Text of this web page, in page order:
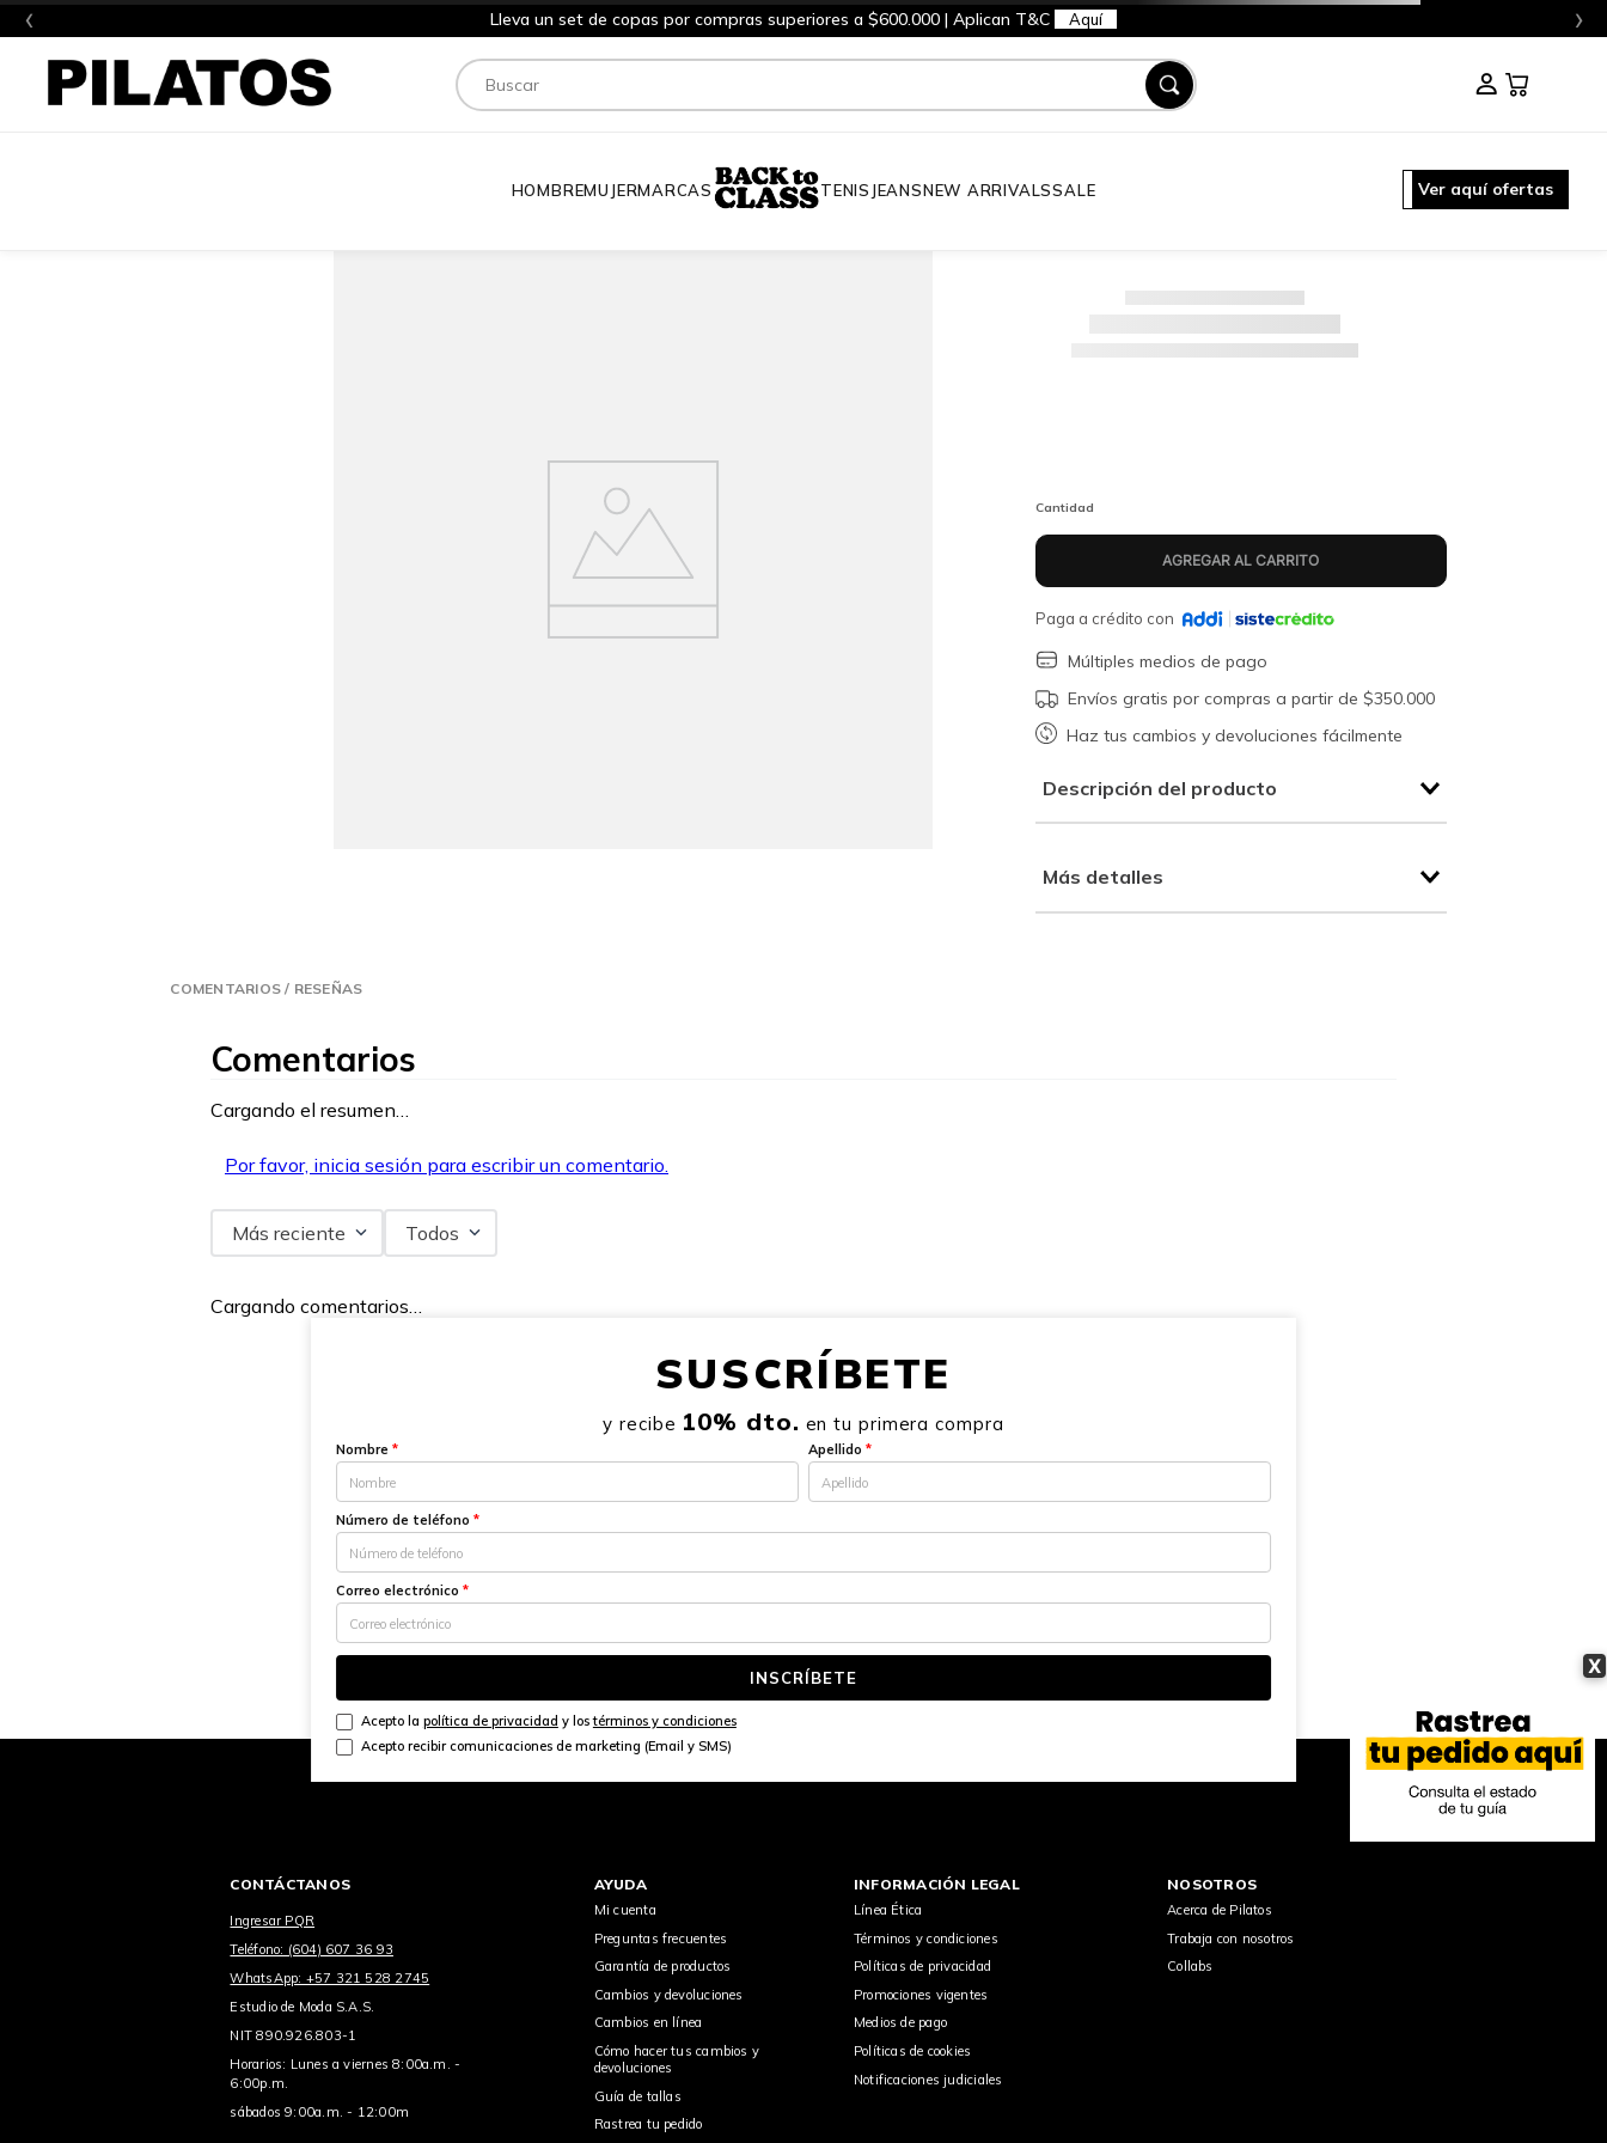
‹ Lleva un set de copas por compras superiores a $600.000 | Aplican T&C Aquí ›
Buscar
HOMBREMUJERMARCAS TENIS JEANSNEW ARRIVALSSALE Ver aquí ofertas
X
Cantidad
Paga a crédito con
Múltiples medios de pago
Envíos gratis por compras a partir de $350.000
Haz tus cambios y devoluciones fácilmente
Descripción del producto
Más detalles
COMENTARIOS / RESEÑAS
Comentarios
Cargando el resumen…
Por favor, inicia sesión para escribir un comentario.
Más reciente Todos
Cargando comentarios…
SUSCRÍBETE
y recibe 10% dto. en tu primera compra
Nombre * Apellido *
Número de teléfono *
Correo electrónico *
INSCRÍBETE
Acepto la política de privacidad y lostérminos y condiciones
Acepto recibir comunicaciones de marketing (Email y SMS)
CONTÁCTANOS
Ingresar PQR
Teléfono: (604) 607 36 93
WhatsApp: +57 321 528 2745
Estudio de Moda S.A.S.
NIT 890.926.803-1
Horarios: Lunes a viernes 8:00a.m. -
6:00p.m.
sábados 9:00a.m. - 12:00m
AYUDA
Mi cuenta
Preguntas frecuentes
Garantía de productos
Cambios y devoluciones
Cambios en línea
Cómo hacer tus cambios y
devoluciones
Guía de tallas
Rastrea tu pedido
INFORMACIÓN LEGAL
Línea Ética
Términos y condiciones
Políticas de privacidad
Promociones vigentes
Medios de pago
Políticas de cookies
Notificaciones judiciales
NOSOTROS
Acerca de Pilatos
Trabaja con nosotros
Collabs